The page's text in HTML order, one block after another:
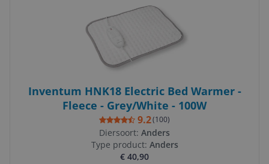
Inventum HNK18 Electric Bed Warmer -
Fleece - Grey/White - 100W
9.2(100)
Diersoort: Anders
Type product: Anders
€ 40,90